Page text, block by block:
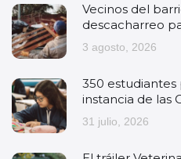
Vecinos del
descacharreo
3 agosto, 2026
350
instancia de las
31 julio, 2026